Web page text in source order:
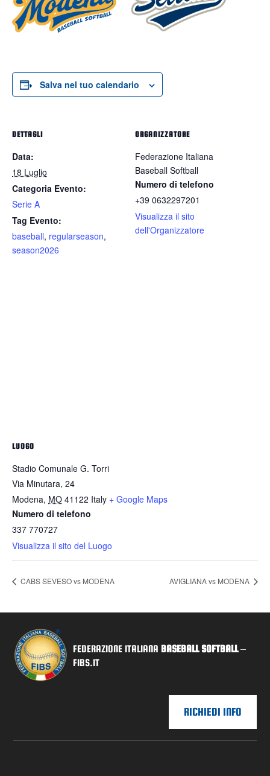
Salva nel tuo calendario
DETTAGLI
Data:
18 Luglio
Categoria Evento:
Serie A
Tag Evento:
baseball, regularseason,
season2026
ORGANIZZATORE
Federazione Italiana
Baseball Softball
Numero di telefono
+39 0632297201
Visualizza il sito
dell'Organizzatore
LUOGO
Stadio Comunale G. Torri
Via Minutara, 24
Modena, MO 41122 Italy + Google Maps
Numero di telefono
337 770727
Visualizza il sito del Luogo
CABS SEVESO vs MODENA AVIGLIANA vs MODENA
FEDERAZIONE ITALIANA BASEBALL SOFTBALL–
FIBS.IT
RICHIEDI INFO